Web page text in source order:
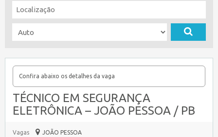
Confira abaixo os detalhes da vaga
TÉCNICO EM SEGURANÇA
ELETRÔNICA – JOÃO PESSOA / PB
Vagas
JOÃO PESSOA